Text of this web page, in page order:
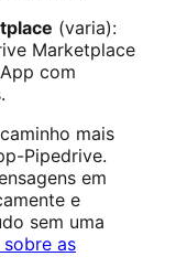
(varia):
Marketplace
com
mais
Pipedrive.
em
e
sem uma
sobre as